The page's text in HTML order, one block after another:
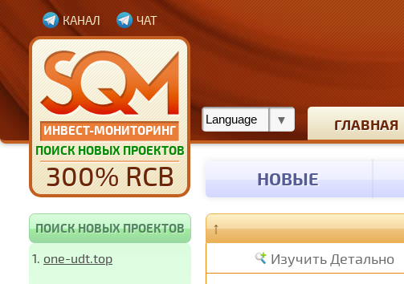
ИНВЕСТ-МОНИТОРИНГ
ПОИСК НОВЫХ ПРОЕКТОВ
300% RCB
КАНАЛ ЧАТ
ГЛАВНАЯ
НОВЫЕ
ПОИСК НОВЫХ ПРОЕКТОВ
1. one-udt.top
↑
Изучить Детально